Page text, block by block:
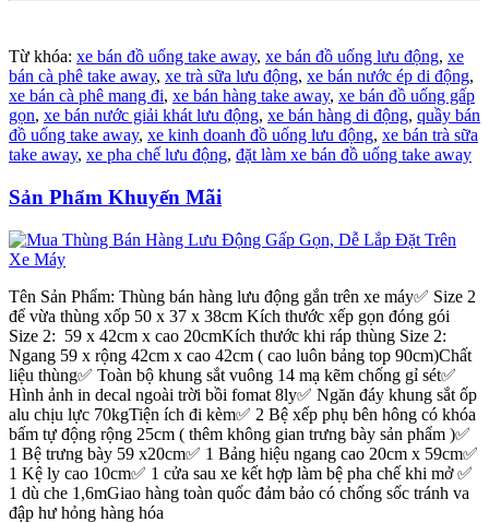
Từ khóa: xe bán đồ uống take away, xe bán đồ uống lưu động, xe
bán cà phê take away, xe trà sữa lưu động, xe bán nước ép di động,
xe bán cà phê mang đi, xe bán hàng take away, xe bán đồ uống gấp
gọn, xe bán nước giải khát lưu động, xe bán hàng di động, quầy bán
đồ uống take away, xe kinh doanh đồ uống lưu động, xe bán trà sữa
take away, xe pha chế lưu động, đặt làm xe bán đồ uống take away
Sản Phẩm Khuyến Mãi
Tên Sản Phẩm: Thùng bán hàng lưu động gắn trên xe máy✅ Size 2
để vừa thùng xốp 50 x 37 x 38cm Kích thước xếp gọn đóng gói
Size 2: 59 x 42cm x cao 20cmKích thước khi ráp thùng Size 2:
Ngang 59 x rộng 42cm x cao 42cm ( cao luôn bảng top 90cm)Chất
liệu thùng✅ Toàn bộ khung sắt vuông 14 mạ kẽm chống gỉ sét✅
Hình ảnh in decal ngoài trời bồi fomat 8ly✅ Ngăn đáy khung sắt ốp
alu chịu lực 70kgTiện ích đi kèm✅ 2 Bệ xếp phụ bên hông có khóa
bấm tự động rộng 25cm ( thêm không gian trưng bày sản phẩm )✅
1 Bệ trưng bày 59 x20cm✅ 1 Bảng hiệu ngang cao 20cm x 59cm✅
1 Kệ ly cao 10cm✅ 1 cửa sau xe kết hợp làm bệ pha chế khi mở ✅
1 dù che 1,6mGiao hàng toàn quốc đảm bảo có chống sốc tránh va
đập hư hỏng hàng hóa